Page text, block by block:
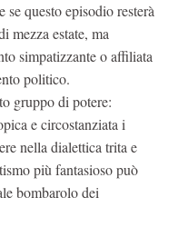
se questo episodio resterà
mezza estate, ma
simpatizzante o affiliata
politico.
gruppo di potere:
e circostanziata i
nella dialettica trita e
più fantasioso può
bombarolo dei